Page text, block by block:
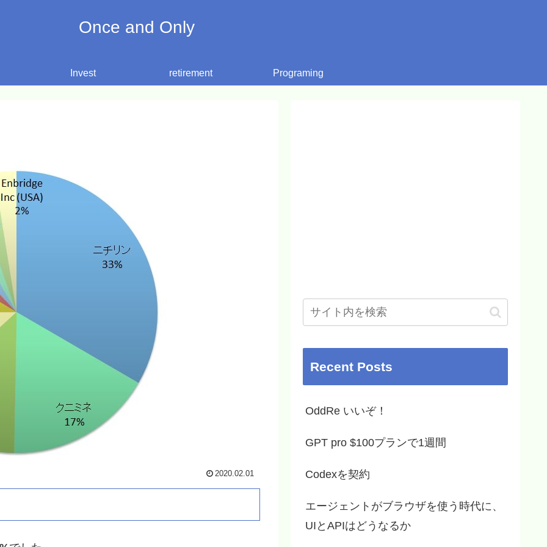
Once and Only
Invest retirement Programing
2020.02.01
Recent Posts
OddRe いいぞ！
GPT pro $100プランで1週間
Codexを契約
エージェントがブラウザを使う時代に、
UIとAPIはどうなるか